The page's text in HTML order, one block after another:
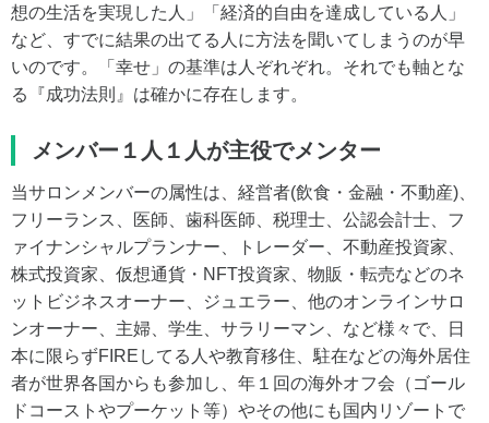
想の生活を実現した人」「経済的自由を達成している人」
など、すでに結果の出てる人に方法を聞いてしまうのが早
いのです。「幸せ」の基準は人ぞれぞれ。それでも軸とな
る『成功法則』は確かに存在します。
メンバー１人１人が主役でメンター
当サロンメンバーの属性は、経営者(飲食・金融・不動産)、
フリーランス、医師、歯科医師、税理士、公認会計士、フ
ァイナンシャルプランナー、トレーダー、不動産投資家、
株式投資家、仮想通貨・NFT投資家、物販・転売などのネ
ットビジネスオーナー、ジュエラー、他のオンラインサロ
ンオーナー、主婦、学生、サラリーマン、など様々で、日
本に限らずFIREしてる人や教育移住、駐在などの海外居住
者が世界各国からも参加し、年１回の海外オフ会（ゴール
ドコーストやプーケット等）やその他にも国内リゾートで